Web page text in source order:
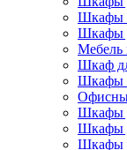
Шкафы
Шкафы
Мебель
Шкаф
Шкафы
Шкафы
Шкафы
Шкафы